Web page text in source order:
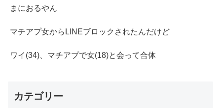
まにおるやん
マチアプ女からLINEブロックされたんだけど
ワイ(34)、マチアプで女(18)と会って合体
カテゴリー